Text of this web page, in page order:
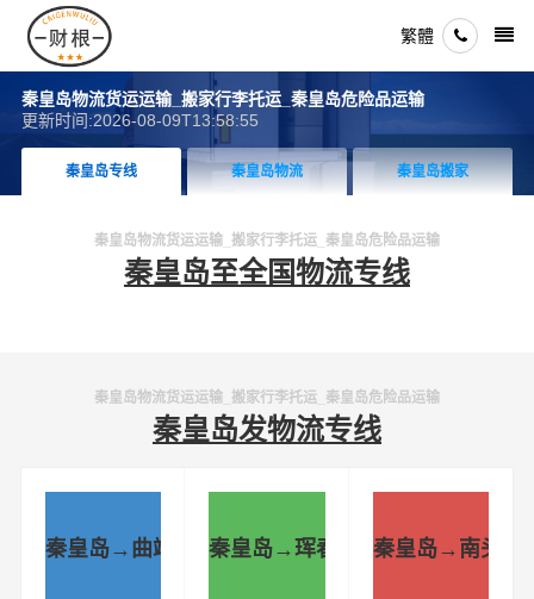
繁體
秦皇岛物流货运运输_搬家行李托运_秦皇岛危险品运输
更新时间:2026-08-09T13:58:55
秦皇岛专线 秦皇岛物流 秦皇岛搬家
秦皇岛物流货运运输_搬家行李托运_秦皇岛危险品运输
秦皇岛至全国物流专线
秦皇岛物流货运运输_搬家行李托运_秦皇岛危险品运输
秦皇岛发物流专线
秦皇岛→曲靖 秦皇岛→珲春 秦皇岛→南头镇